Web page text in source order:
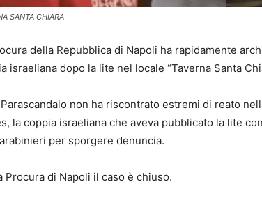
SANTA CHIARA
della Repubblica di Napoli ha rapidamente
israeliana dopo la lite nel locale “Taverna Santa
non ha riscontrato estremi di reato
la coppia israeliana che aveva pubblicato la lite
per sporgere denuncia.
Procura di Napoli il caso è chiuso.